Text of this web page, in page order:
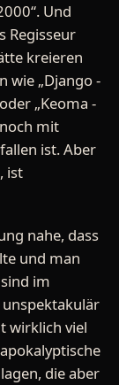
Und
Regisseur
kreieren
wie „Django -
„Keoma -
mit
ist. Aber
ist
nahe, dass
und man
im
unspektakulär
wirklich viel
die aber